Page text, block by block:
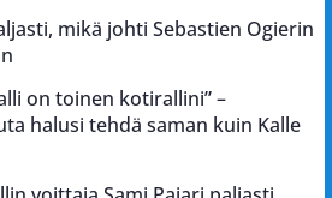
mikä johti Sebastien Ogierin
on toinen kotirallini” –
halusi tehdä saman kuin Kalle